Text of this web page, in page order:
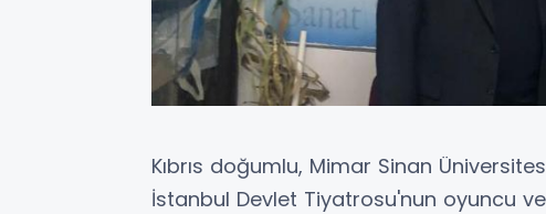
Kıbrıs doğumlu, Mimar Sinan
İstanbul Devlet Tiyatrosu'nun oyuncu